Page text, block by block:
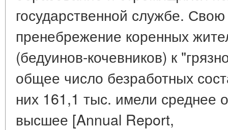
государственной службе.
пренебрежение коренных
(бедуинов-кочевников) к
общее число безработных
них 161,1 тыс. имели среднее
высшее [Annual Report,